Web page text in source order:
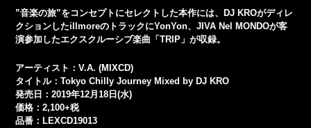
”音楽の旅”をコンセプトにセレクトした本作には、DJ KROがディレ
クションしたillmoreのトラックにYonYon、JIVA Nel MONDOが客
演参加したエクスクルーシブ楽曲「TRIP」が収録。
アーティスト：V.A. (MIXCD)
タイトル：Tokyo Chilly Journey Mixed by DJ KRO
発売日：2019年12月18日(水)
価格：2,100+税
品番：LEXCD19013